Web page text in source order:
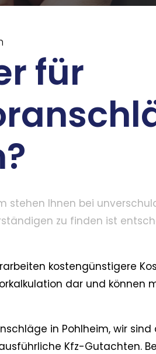
für
stehen Ihnen bei
zu finden ist
kostengünstigere
dar und können
in Pohlheim, wir sind
Kfz-Gutachten.